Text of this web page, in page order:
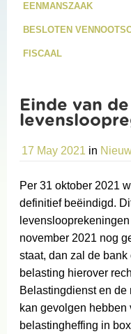
EENMANSZAAK
BESLOTEN
FISCAAL
Einde van de
17 May 2021 in
Per 31 oktober 2021
definitief beëindigd.
november 2021 nog
staat, dan zal de
belasting hierover
Belastingdienst en de
kan gevolgen
belastingheffing in